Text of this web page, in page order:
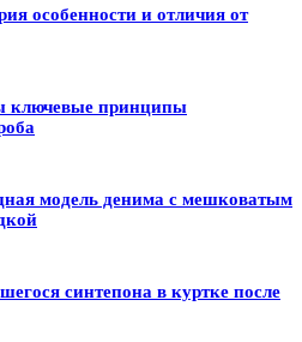
особенности и отличия от
ключевые принципы
модель денима с мешковатым
синтепона в куртке после